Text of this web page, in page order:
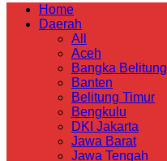
Home
Daerah
All
Aceh
Bangka Belitung
Banten
Belitung Timur
Bengkulu
DKI Jakarta
Jawa Barat
Jawa Tengah